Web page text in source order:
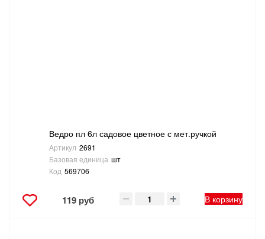
Ведро пл 6л садовое цветное с мет.ручкой
Артикул 2691
Базовая единица шт
Код 569706
119 руб В корзину